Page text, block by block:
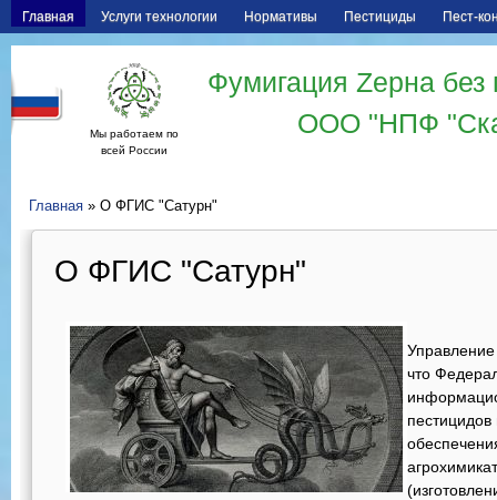
Главная Услуги технологии Нормативы Пестициды Пест-
Мы работаем по
всей России
Фумигация Zерна
ООО "НПФ
Главная » О ФГИС "Сатурн"
О ФГИС "Сатурн"
что
пестицидов